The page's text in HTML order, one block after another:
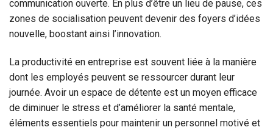
communication ouverte. En plus d’être un lieu de pause, ces
zones de socialisation peuvent devenir des foyers d’idées
nouvelle, boostant ainsi l’innovation.
La productivité en entreprise est souvent liée à la manière
dont les employés peuvent se ressourcer durant leur
journée. Avoir un espace de détente est un moyen efficace
de diminuer le stress et d’améliorer la santé mentale,
éléments essentiels pour maintenir un personnel motivé et